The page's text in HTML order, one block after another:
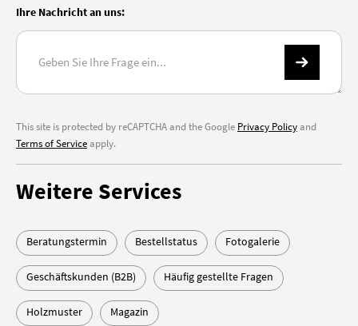
Ihre Nachricht an uns:
This site is protected by reCAPTCHA and the Google Privacy Policyand
Terms of Serviceapply.
Weitere Services
Beratungstermin Bestellstatus Fotogalerie
Geschäftskunden (B2B) Häufig gestellte Fragen
Holzmuster Magazin